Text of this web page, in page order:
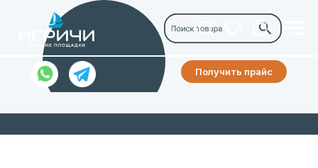
Получить прайс